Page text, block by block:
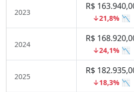
2023
R$
↓21,8% 📉
2024
R$
↓24,1% 📉
2025
R$
↓18,3% 📉